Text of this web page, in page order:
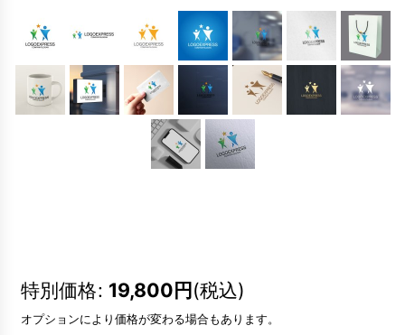
特別価格: 19,800円(税込)
オプションにより価格が変わる場合もあります。